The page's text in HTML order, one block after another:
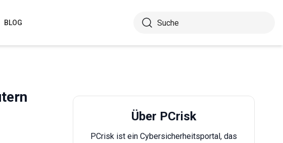
BLOG
Über PCrisk
PCrisk ist ein Cybersicherheitsportal, das